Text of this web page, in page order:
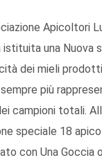
Apicoltori
una Nuova
dei mieli
più
campioni totali.
speciale 18
con Una Goccia